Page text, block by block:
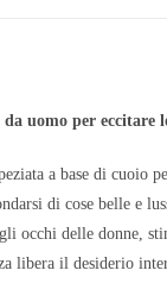
uomo per eccitare
a base di cuoio
di cose belle e
occhi delle donne,
libera il desiderio